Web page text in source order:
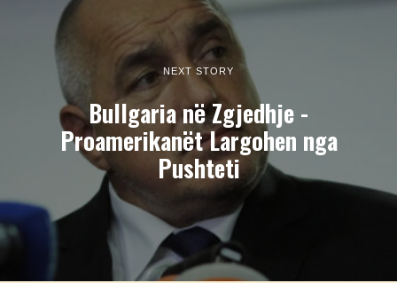
NEXT STORY
Bullgaria në Zgjedhje -
Proamerikanët Largohen nga
Pushteti